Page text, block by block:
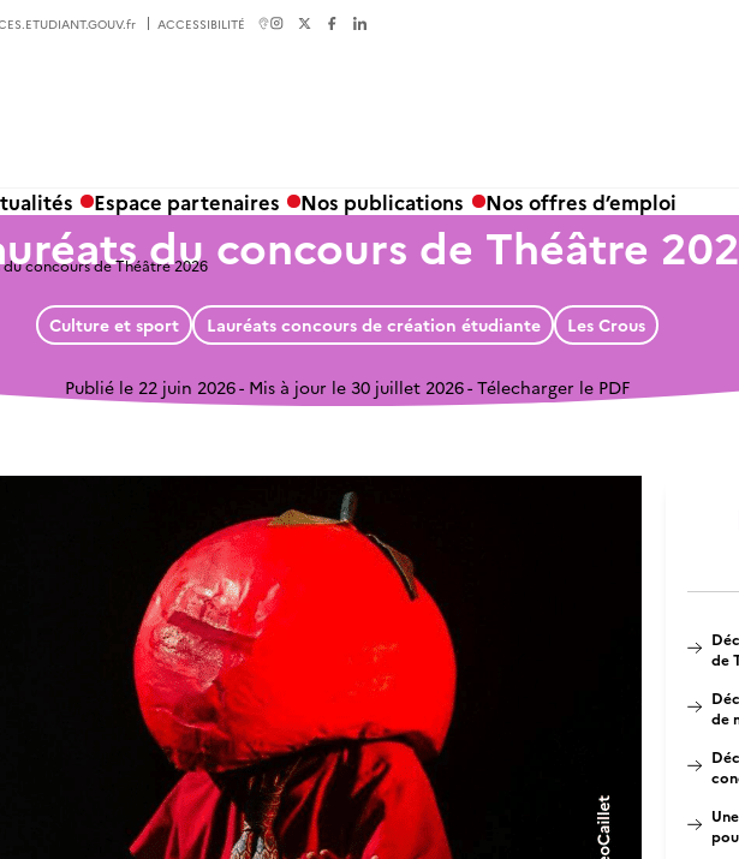
ACCESSIBILITÉ
Espace partenaires Nos publications Nos offres d’emploi
concours de Théâtre 2026du concours de Théâtre
Culture et sport Lauréats concours de création étudiante Les Crous
Publié le 22 juin 2026 Mis à jour le 30 juillet 2026 Télecharger le PDF
de
de